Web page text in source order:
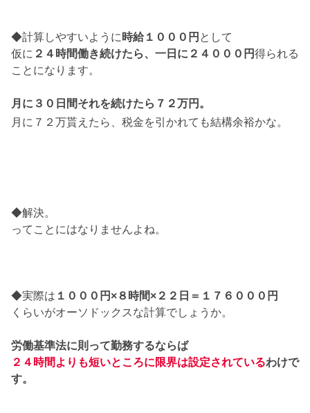
◆計算しやすいように 時給１０００円 として
仮に ２４時間働き続けたら、一日に２４０００円得られる
ことになります。
月に３０日間それを続けたら７２万円。
月に７２万貰えたら、税金を引かれても結構余裕かな。
◆解決。
ってことにはなりませんよね。
◆実際は １０００円×８時間×２２日＝１７６０００円
くらいがオーソドックスな計算でしょうか。
労働基準法に則って勤務するならば
２４時間よりも短いところに限界は設定されているわけで
す。